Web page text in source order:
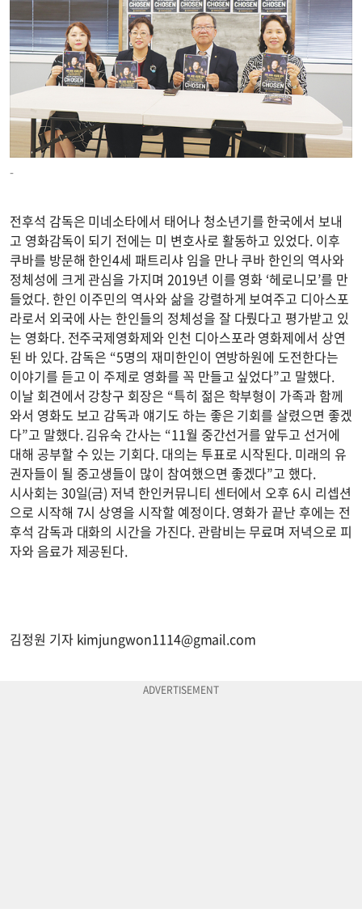
-
전후석 감독은 미네소타에서 태어나 청소년기를 한국에서 보내
고 영화감독이 되기 전에는 미 변호사로 활동하고 있었다. 이후
쿠바를 방문해 한인4세 패트리샤 임을 만나 쿠바 한인의 역사와
정체성에 크게 관심을 가지며 2019년 이를 영화 ‘헤로니모’를 만
들었다. 한인 이주민의 역사와 삶을 강렬하게 보여주고 디아스포
라로서 외국에 사는 한인들의 정체성을 잘 다뤘다고 평가받고 있
는 영화다. 전주국제영화제와 인천 디아스포라 영화제에서 상연
된 바 있다. 감독은 “5명의 재미한인이 연방하원에 도전한다는
이야기를 듣고 이 주제로 영화를 꼭 만들고 싶었다”고 말했다.
이날 회견에서 강창구 회장은 “특히 젊은 학부형이 가족과 함께
와서 영화도 보고 감독과 얘기도 하는 좋은 기회를 살렸으면 좋겠
다”고 말했다. 김유숙 간사는 “11월 중간선거를 앞두고 선거에
대해 공부할 수 있는 기회다. 대의는 투표로 시작된다. 미래의 유
권자들이 될 중고생들이 많이 참여했으면 좋겠다”고 했다.
시사회는 30일(금) 저녁 한인커뮤니티 센터에서 오후 6시 리셉션
으로 시작해 7시 상영을 시작할 예정이다. 영화가 끝난 후에는 전
후석 감독과 대화의 시간을 가진다. 관람비는 무료며 저녁으로 피
자와 음료가 제공된다.
김정원 기자 kimjungwon1114@gmail.com